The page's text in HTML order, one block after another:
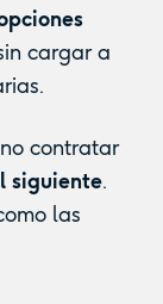
cargar a
contratar
siguiente.
las